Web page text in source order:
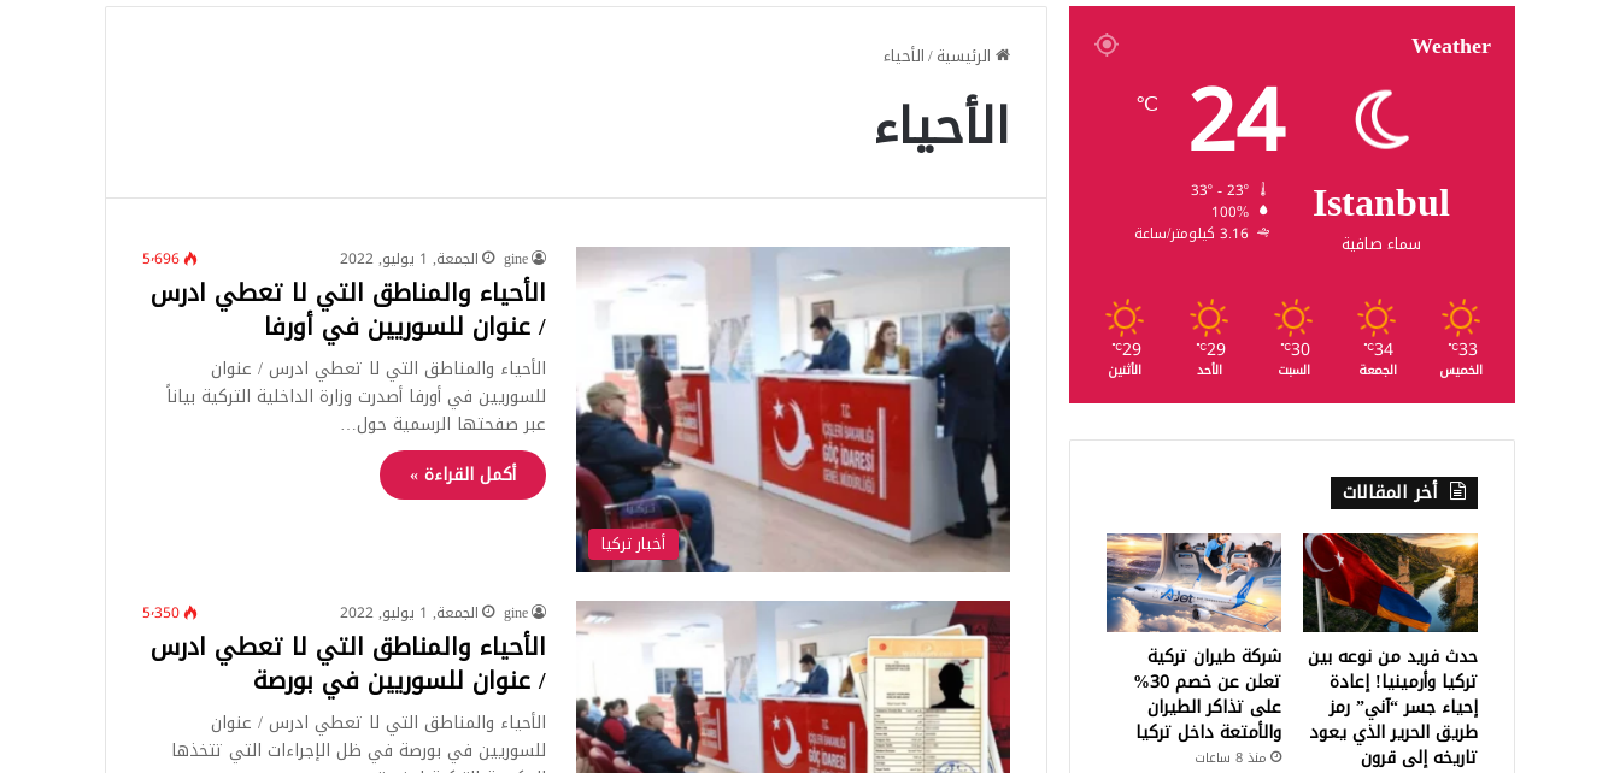
الرئيسية/الأحياء
الأحياء
أخبار تركيا
gine الجمعة, 1 يوليو, 2022 5٬696
الأحياء والمناطق التي لا تعطي ادرس
/ عنوان للسوريين في أورفا
الأحياء والمناطق التي لا تعطي ادرس / عنوان
للسوريين في أورفا أصدرت وزارة الداخلية التركية بياناً
عبر صفحتها الرسمية حول…
أكمل القراءة »
gine الجمعة, 1 يوليو, 2022 5٬350
الأحياء والمناطق التي لا تعطي ادرس
/ عنوان للسوريين في بورصة
الأحياء والمناطق التي لا تعطي ادرس / عنوان
للسوريين في بورصة في ظل الإجراءات التي تتخذها
Weather
Istanbul
سماء صافية
24
℃
100%
3.16 كيلومتر/ساعة
33
℃
الخميس
34
℃
الجمعة
30
℃
السبت
29
℃
الأحد
29
℃
الأثنين
أخر المقالات
حدث فريد من نوعه بين
تركيا وأرمينيا! إعادة
إحياء جسر “آني” رمز
طريق الحرير الذي يعود
تاريخه إلى قرون
شركة طيران تركية
تعلن عن خصم 30%
على تذاكر الطيران
والأمتعة داخل تركيا
منذ 8 ساعات